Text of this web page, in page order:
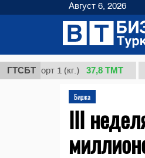
ГТСБТ1 (кг.) 37,8 ТМТ
Биржа
III
Август 6, 2026